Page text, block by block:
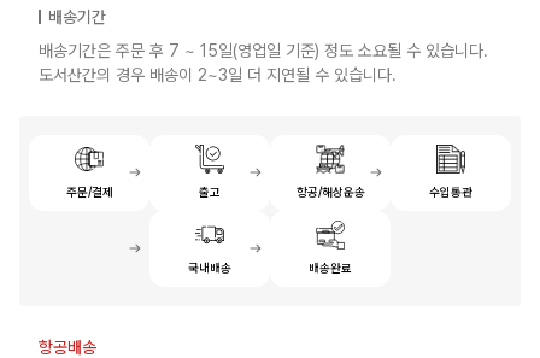
배송기간
배송기간은 주문 후 7 ~ 15일(영업일 기준) 정도 소요될 수 있습니다.
도서산간의 경우 배송이 2~3일 더 지연될 수 있습니다.
주문/결제 출고 항공/해상운송 수입통관
국내배송 배송완료
항공배송